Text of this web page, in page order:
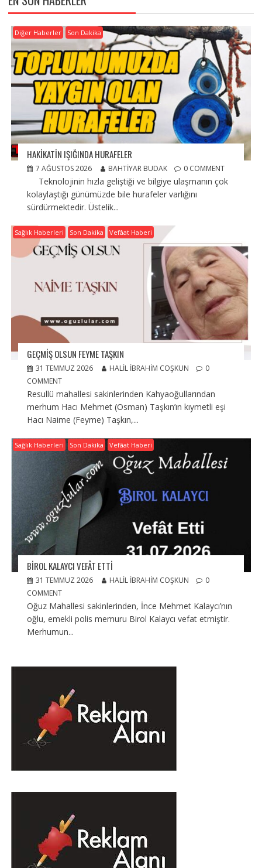
Diğer Haberler Son Dakika
HAKİKATİN IŞIĞINDA HURAFELER
7 AĞUSTOS 2026 BAHTIYAR BUDAK 0 COMMENT
Teknolojinin hızla geliştiği ve bilgiye ulaşmanın çok
kolaylaştığı günümüzde bile hurafeler varlığını
sürdürmektedir. Üstelik...
Sağlık Haberleri Son Dakika Vefâat Haberi
GEÇMIŞ OLSUN FEYME TAŞKIN
31 TEMMUZ 2026 HALIL İBRAHIM COŞKUN
0
COMMENT
Resullü mahallesi sakinlerinden Kahyaoğullarından
merhum Hacı Mehmet (Osman) Taşkın’ın kıymetli eşi
Hacı Naime (Feyme) Taşkın,...
Sağlık Haberleri Son Dakika Vefâat Haberi
BIROL KALAYCI VEFÂT ETTI
31 TEMMUZ 2026 HALIL İBRAHIM COŞKUN
0
COMMENT
Oğuz Mahallesi sakinlerinden, İnce Mehmet Kalaycı’nın
oğlu, emekli polis memuru Birol Kalaycı vefat etmiştir.
Merhumun...